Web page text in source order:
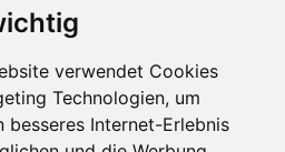
verwendet Cookies
Technologien, um
besseres Internet-Erlebnis